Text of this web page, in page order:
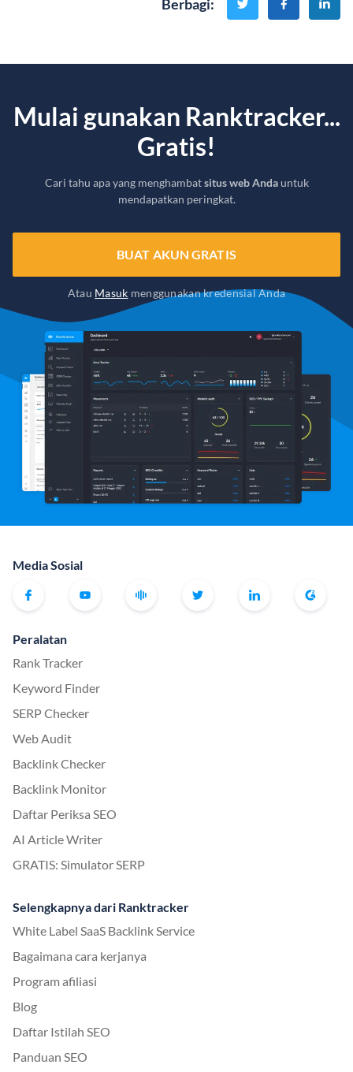
Berbagi:
Mulai gunakan Ranktracker...
Gratis!
Cari tahu apa yang menghambatsitus web Andauntuk
mendapatkan peringkat.
BUAT AKUN GRATIS
Atau Masuk menggunakan kredensial Anda
Media Sosial
Peralatan
Rank Tracker
Keyword Finder
SERP Checker
Web Audit
Backlink Checker
Backlink Monitor
Daftar Periksa SEO
AI Article Writer
GRATIS: Simulator SERP
Selengkapnya dari Ranktracker
White Label SaaS Backlink Service
Bagaimana cara kerjanya
Program afiliasi
Blog
Daftar Istilah SEO
Panduan SEO